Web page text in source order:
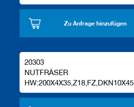
Zu Anfrage hinzufügen
20303
NUTFRÄSER
HW:200X4X35,Z18,FZ,DKN10X45